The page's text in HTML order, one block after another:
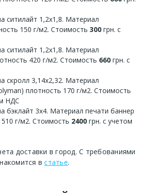
ситилайт 1,2х1,8. Материал
150 г/м2. Стоимость 300 грн. с
ситилайт 1,2х1,8. Материал
420 г/м2. Стоимость 660 грн. с
скролл 3,14х2,32. Материал
плотность 170 г/м2. Стоимость
НДС
бэклайт 3х4. Материал печати баннер
г/м2. Стоимость 2400 грн. с учетом
доставки в город. С требованиями
встатье.